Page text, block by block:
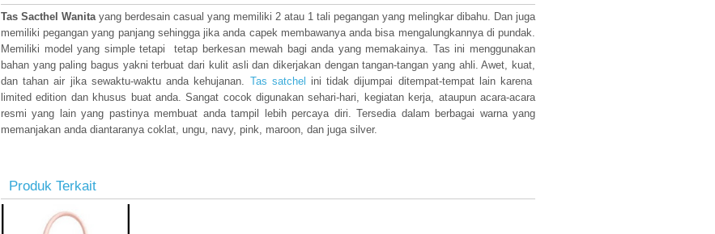
Tas Sacthel Wanita yang berdesain casual yang memiliki 2 atau 1 tali pegangan yang melingkar dibahu. Dan juga
memiliki pegangan yang panjang sehingga jika anda capek membawanya anda bisa mengalungkannya di pundak.
Memiliki model yang simple tetapi tetap berkesan mewah bagi anda yang memakainya. Tas ini menggunakan
bahan yang paling bagus yakni terbuat dari kulit asli dan dikerjakan dengan tangan-tangan yang ahli. Awet, kuat,
dan tahan air jika sewaktu-waktu anda kehujanan. Tas satchel
ini tidak dijumpai ditempat-tempat lain karena
limited edition dan khusus buat anda. Sangat cocok digunakan sehari-hari, kegiatan kerja, ataupun acara-acara
resmi yang lain yang pastinya membuat anda tampil lebih percaya diri. Tersedia dalam berbagai warna yang
memanjakan anda diantaranya coklat, ungu, navy, pink, maroon, dan juga silver.
Produk Terkait